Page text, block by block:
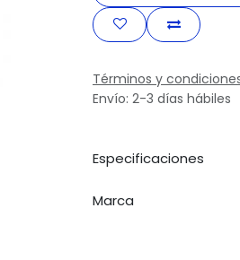
Términos y
Envío: 2-3 días hábiles
Especificaciones
Marca